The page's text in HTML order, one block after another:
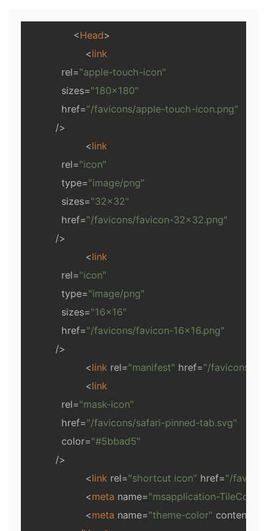
<Head>
<link
rel="apple-touch-icon"
sizes="180x180"
href="/favicons/apple-touch-icon.png"
          />
<link
rel="icon"
type="image/png"
sizes="32x32"
href="/favicons/favicon-32x32.png"
          />
<link
rel="icon"
type="image/png"
sizes="16x16"
href="/favicons/favicon-16x16.png"
          />
<link rel="manifest" href="/favicons/
<link
rel="mask-icon"
href="/favicons/safari-pinned-tab.svg"
color="#5bbad5"
          />
<link rel="shortcut icon" href="/
<meta name="msapplication-TileColor"
<meta name="theme-color" content